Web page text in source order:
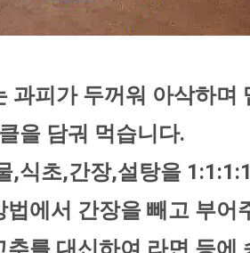
과피가 두꺼워 아삭하며
을 담궈 먹습니다.
,식초,간장,설탕을
법에서 간장을 빼고 부어